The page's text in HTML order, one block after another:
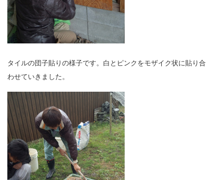
タイルの団子貼りの様子です。白とピンクをモザイク状に貼り合
わせていきました。